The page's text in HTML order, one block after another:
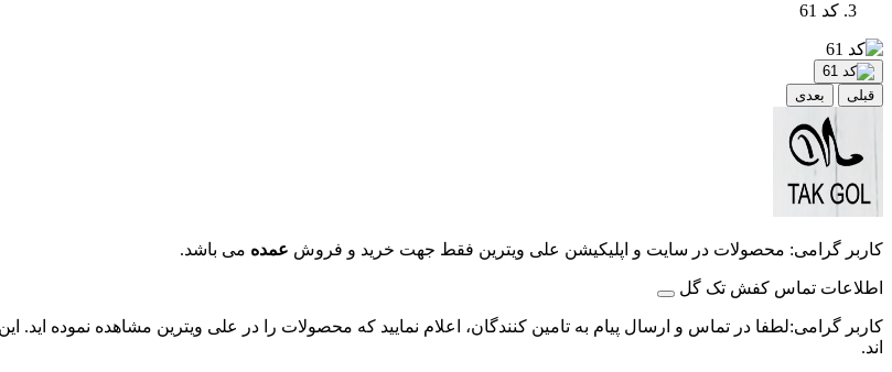
کد 61
قبلی بعدی
کاربر گرامی: محصولات در سایت و اپلیکیشن علی ویترین فقط جهت خرید و فروش عمده می باشد.
اطلاعات تماس کفش تک گل
کاربر گرامی:لطفا در تماس و ارسال پیام به تامین کنندگان، اعلام نمایید که محصولات را در علی ویترین مشاهده نموده اید.
اند.